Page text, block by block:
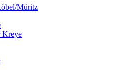
Müritz
Kreye